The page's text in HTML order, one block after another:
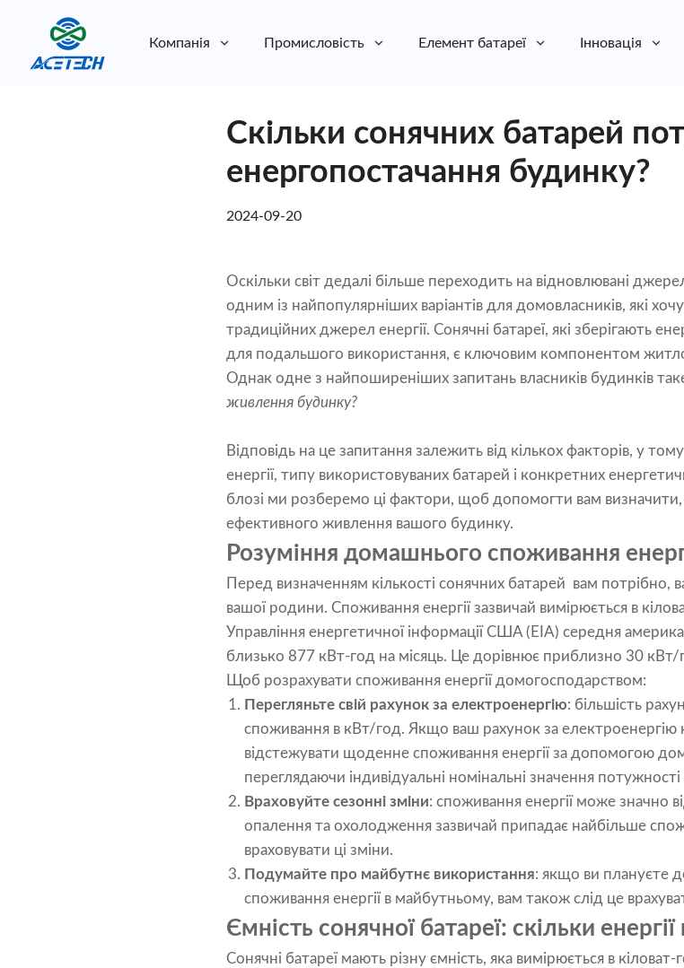
Компанія Промисловість Елемент батареї Інновація
Скільки сонячних батарей
енергопостачання будинку?
2024-09-20
Оскільки світ дедалі більше переходить на відновлювані
одним із найпопулярніших варіантів для домовласників, які
традиційних джерел енергії. Сонячні батареї, які зберігають
для подальшого використання, є ключовим компонентом
Однак одне з найпоширеніших запитань власників будинків
живлення будинку?
Відповідь на це запитання залежить від кількох факторів, у
енергії, типу використовуваних батарей і конкретних
блозі ми розберемо ці фактори, щоб допомогти вам визначити,
ефективного живлення вашого будинку.
Розуміння домашнього споживання
Перед визначенням кількості сонячних батарей вам потрібно,
вашої родини. Споживання енергії зазвичай вимірюється в
Управління енергетичної інформації США (EIA) середня
близько 877 кВт-год на місяць. Це дорівнює приблизно 30 кВт/
Щоб розрахувати споживання енергії домогосподарством:
Перегляньте свій рахунок за електроенергію: більшість
споживання в кВт/год. Якщо ваш рахунок за електроенергію
відстежувати щоденне споживання енергії за допомогою
переглядаючи індивідуальні номінальні значення
Враховуйте сезонні зміни: споживання енергії може значно
опалення та охолодження зазвичай припадає найбільше
враховувати ці зміни.
Подумайте про майбутнє використання: якщо ви плануєте
споживання енергії в майбутньому, вам також слід це
Ємність сонячної батареї: скільки
Сонячні батареї мають різну ємність, яка вимірюється в